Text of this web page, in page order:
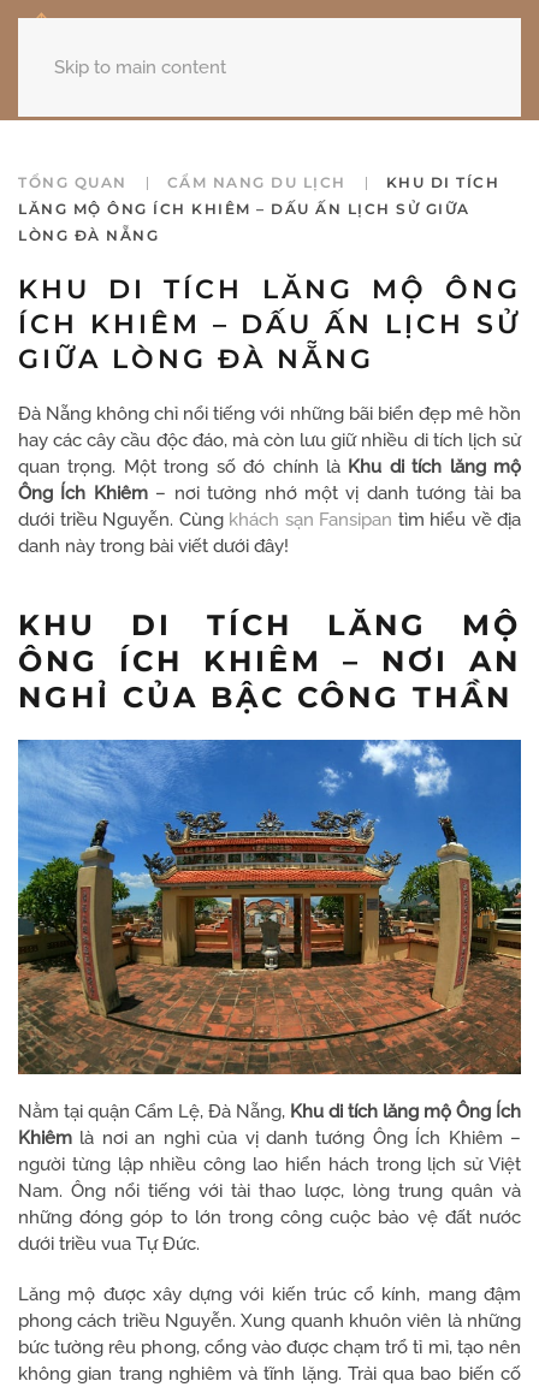
Skip to main content
TỔNG QUAN CẨM NANG DU LỊCH
KHU DI TÍCH
LĂNG MỘ ÔNG ÍCH KHIÊM – DẤU ẤN LỊCH SỬ GIỮA
LÒNG ĐÀ NẴNG
KHU DI TÍCH LĂNG MỘ ÔNG
ÍCH KHIÊM – DẤU ẤN LỊCH SỬ
GIỮA LÒNG ĐÀ NẴNG
Đà Nẵng không chỉ nổi tiếng với những bãi biển đẹp mê hồn
hay các cây cầu độc đáo, mà còn lưu giữ nhiều di tích lịch sử
quan trọng. Một trong số đó chính là Khu di tích lăng mộ
Ông Ích Khiêm– nơi tưởng nhớ một vị danh tướng tài ba
dưới triều Nguyễn. Cùng khách sạn Fansipan tìm hiểu về địa
danh này trong bài viết dưới đây!
KHU DI TÍCH LĂNG MỘ
ÔNG ÍCH KHIÊM – NƠI AN
NGHỈ CỦA BẬC CÔNG THẦN
Nằm tại quận Cẩm Lệ, Đà Nẵng, Khu di tích lăng mộ Ông Ích
Khiêm là nơi an nghỉ của vị danh tướng Ông Ích Khiêm –
người từng lập nhiều công lao hiển hách trong lịch sử Việt
Nam. Ông nổi tiếng với tài thao lược, lòng trung quân và
những đóng góp to lớn trong công cuộc bảo vệ đất nước
dưới triều vua Tự Đức.
Lăng mộ được xây dựng với kiến trúc cổ kính, mang đậm
phong cách triều Nguyễn. Xung quanh khuôn viên là những
bức tường rêu phong, cổng vào được chạm trổ tỉ mỉ, tạo nên
không gian trang nghiêm và tĩnh lặng. Trải qua bao biến cố